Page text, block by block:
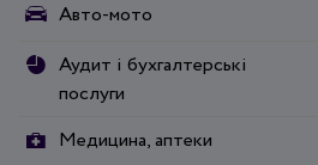
Авто-мото
Аудит і бухгалтерські
послуги
Медицина, аптеки